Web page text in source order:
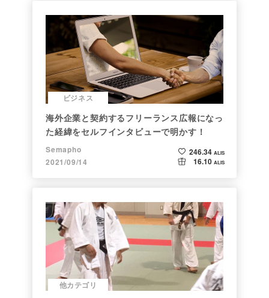
ビジネス
海外企業と契約するフリーランス広報になっ
た経緯をセルフインタビューで明かす！
Semapho
2021/09/14
246.34 ALIS
16.10 ALIS
他カテゴリ